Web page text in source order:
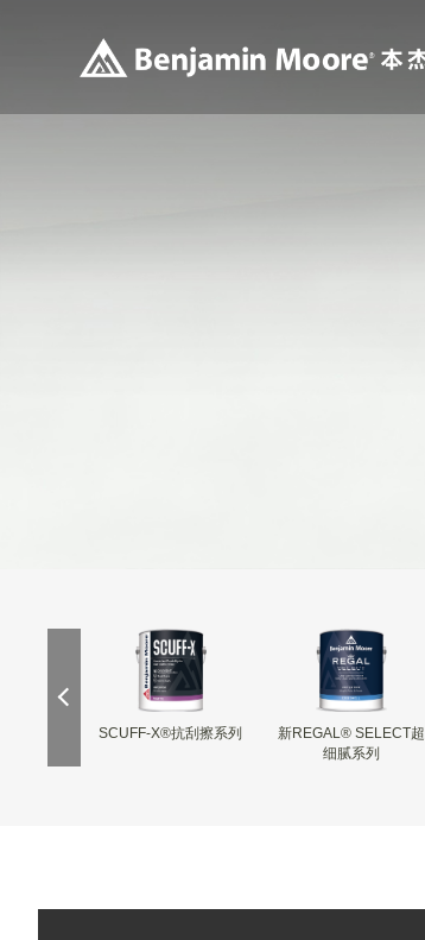
SCUFF-X®抗刮擦系列
新REGAL® SELECT超
细腻系列